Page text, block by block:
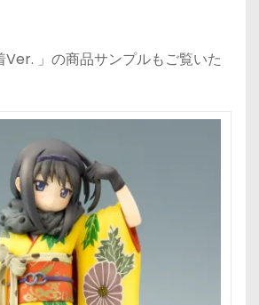
Ver. 」の商品サンプルもご覧いた